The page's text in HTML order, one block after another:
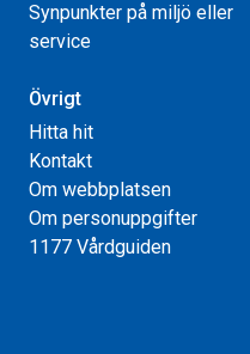
Synpunkter på miljö eller
service
Övrigt
Hitta hit
Kontakt
Om webbplatsen
Om personuppgifter
1177 Vårdguiden